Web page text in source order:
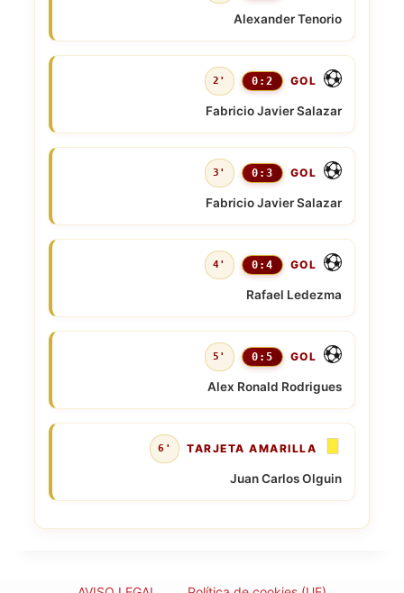
Alexander Tenorio
2' 0:2 GOL
Fabricio Javier Salazar
3' 0:3 GOL
Fabricio Javier Salazar
4' 0:4 GOL
Rafael Ledezma
5' 0:5 GOL
Alex Ronald Rodrigues
6' TARJETA AMARILLA
Juan Carlos Olguin